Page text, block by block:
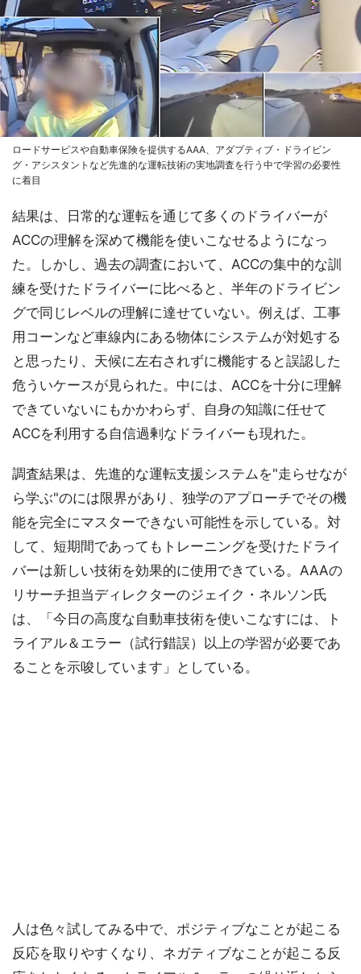
ロードサービスや自動車保険を提供するAAA、アダプティブ・ドライビン
グ・アシスタントなど先進的な運転技術の実地調査を行う中で学習の必要性
に着目
結果は、日常的な運転を通じて多くのドライバーが
ACCの理解を深めて機能を使いこなせるようになっ
た。しかし、過去の調査において、ACCの集中的な訓
練を受けたドライバーに比べると、半年のドライビン
グで同じレベルの理解に達せていない。例えば、工事
用コーンなど車線内にある物体にシステムが対処する
と思ったり、天候に左右されずに機能すると誤認した
危ういケースが見られた。中には、ACCを十分に理解
できていないにもかかわらず、自身の知識に任せて
ACCを利用する自信過剰なドライバーも現れた。
調査結果は、先進的な運転支援システムを"走らせなが
ら学ぶ"のには限界があり、独学のアプローチでその機
能を完全にマスターできない可能性を示している。対
して、短期間であってもトレーニングを受けたドライ
バーは新しい技術を効果的に使用できている。AAAの
リサーチ担当ディレクターのジェイク・ネルソン氏
は、「今日の高度な自動車技術を使いこなすには、ト
ライアル＆エラー（試行錯誤）以上の学習が必要であ
ることを示唆しています」としている。
人は色々試してみる中で、ポジティブなことが起こる
反応を取りやすくなり、ネガティブなことが起こる反